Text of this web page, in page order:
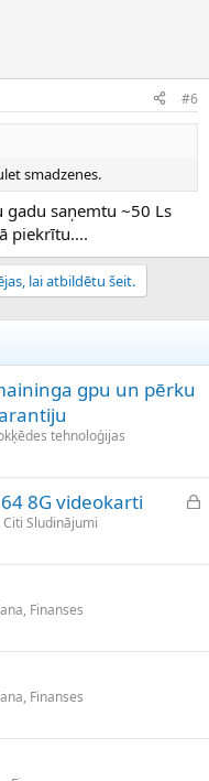
#6
smadzenes.
gadu saņemtu ~50 Ls
piekrītu....
lai atbildētu šeit.
gpu un pērku
tehnoloģijas
S
g
8G videokarti
Sludinājumi
Finanses
Finanses